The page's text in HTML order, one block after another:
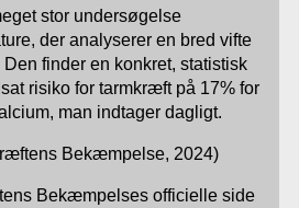
stor undersøgelse
der analyserer en bred vifte
Den finder en konkret, statistisk
risiko for tarmkræft på 17% for
man indtager dagligt.
Bekæmpelse, 2024)
Bekæmpelses officielle side